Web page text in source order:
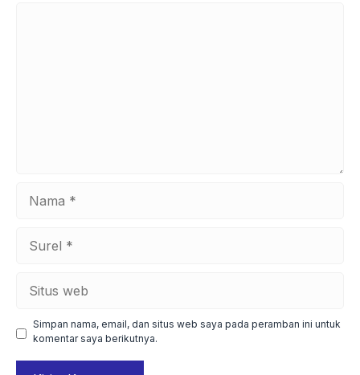
web
Simpan nama, email, dan situs web saya pada peramban ini untuk
komentar saya berikutnya.